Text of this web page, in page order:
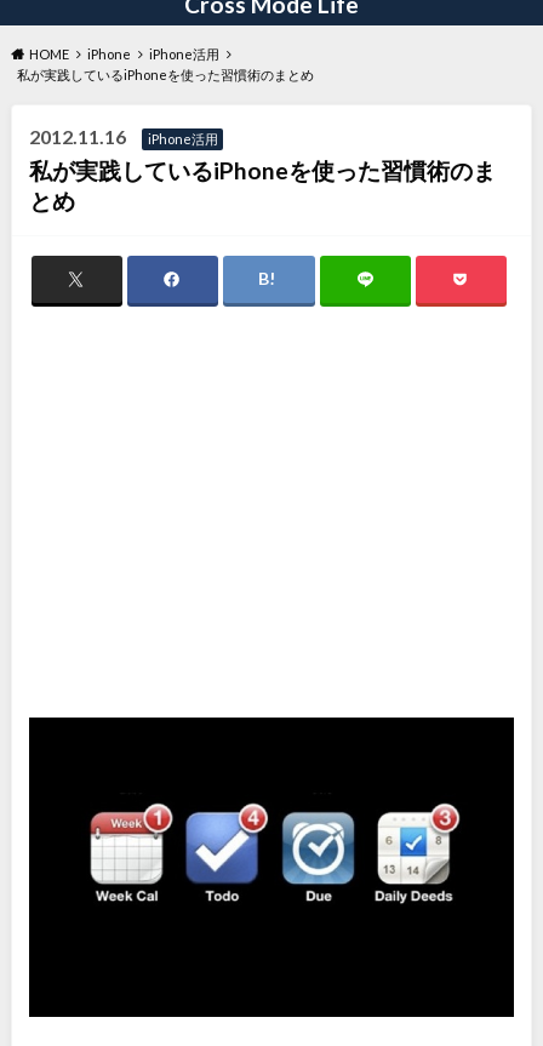
HOME iPhone
iPhone活用
私が実践しているiPhoneを使った習慣術のまとめ
2012.11.16 iPhone活用
私が実践しているiPhoneを使った習慣術のま
とめ